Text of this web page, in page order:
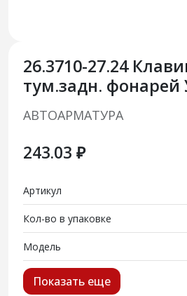
26.3710-27.24
тум.задн. фонарей
АВТОАРМАТУРА
243.03 ₽
Артикул
Кол-во в упаковке
Модель
Показать еще